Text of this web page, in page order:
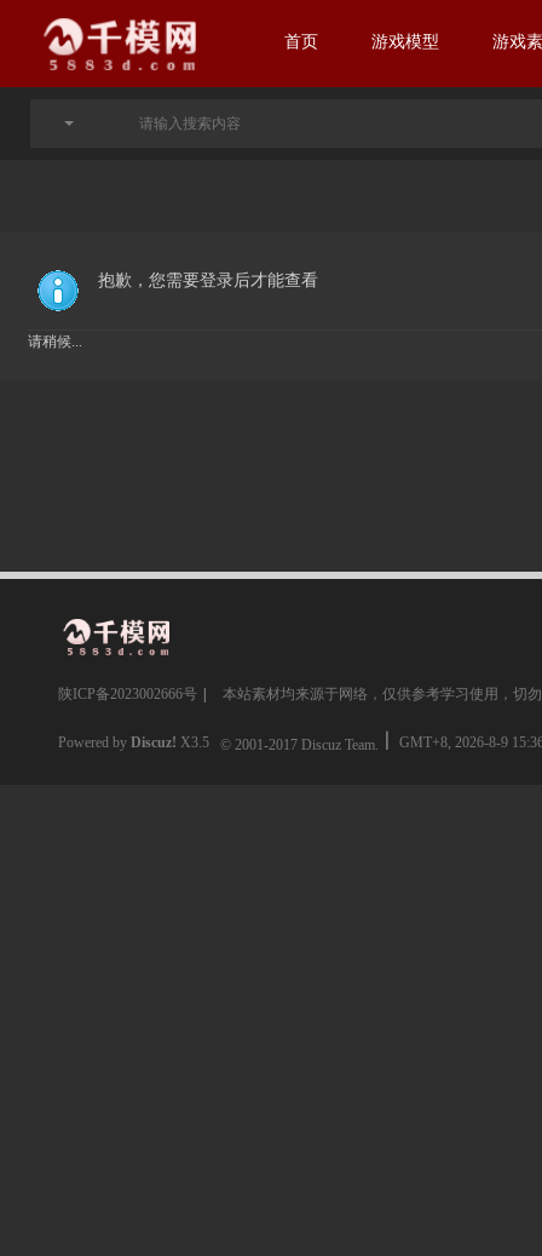
首页 游戏模型 游戏
抱歉，您需要登录后才能查看
请稍候...
陕ICP备2023002666号 本站素材均来源于网络，仅供参考学习使用，切
Powered by Discuz! X3.5 © 2001-2017 Discuz Team. GMT+8, 2026-8-9